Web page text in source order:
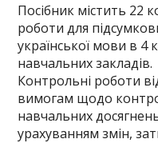
Посібник містить 22
роботи для
української мови в 4
навчальних закладів.
Контрольні роботи
вимогам щодо
навчальних
урахуванням змін,